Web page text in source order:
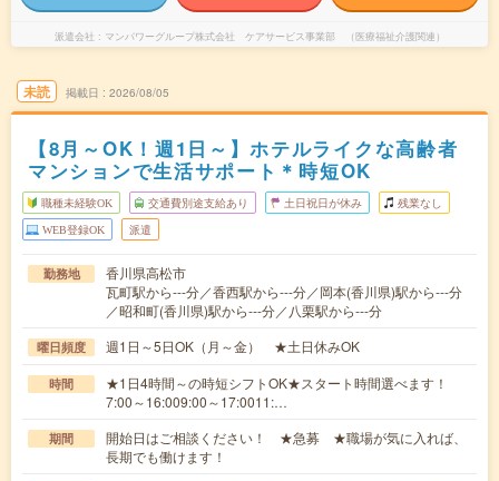
派遣会社 マンパワーグループ株式会社 ケアサービス事業部 （医療福祉介護関連）
未読 掲載日 2026/08/05
【8月～OK！週1日～】ホテルライクな高齢者
マンションで生活サポート＊時短OK
職種未経験OK 交通費別途支給あり 土日祝日が休み 残業なし
WEB登録OK 派遣
勤務地
香川県高松市
瓦町駅から---分／香西駅から---分／岡本(香川県)駅から---分
／昭和町(香川県)駅から---分／八栗駅から---分
曜日頻度 週1日～5日OK（月～金） ★土日休みOK
時間
★1日4時間～の時短シフトOK★スタート時間選べます！
7:00～16:009:00～17:0011:…
期間
開始日はご相談ください！ ★急募 ★職場が気に入れば、
長期でも働けます！